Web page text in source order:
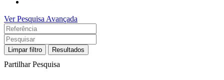
Ver Pesquisa Avançada
Limpar filtro Resultados
Partilhar Pesquisa